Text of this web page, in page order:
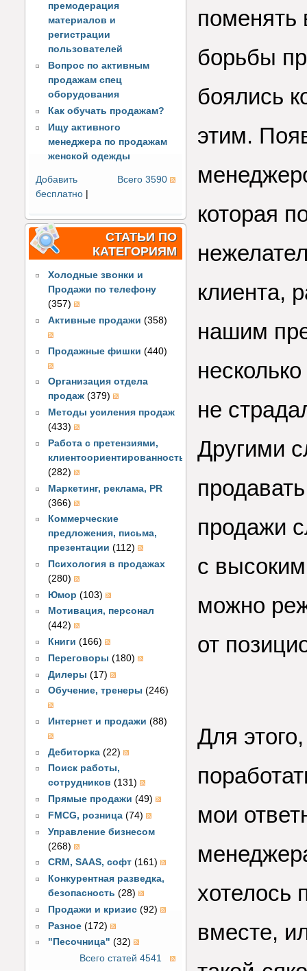
премодерация
материалов и
регистрации
пользователей
Вопрос по активным
продажам спец
оборудования
Как обучать продажам?
Ищу активного
менеджера по продажам
женской одежды
Всего 3590
Добавить
бесплатно |
СТАТЬИ ПО
КАТЕГОРИЯМ
Холодные звонки и
Продажи по телефону
(357)
Активные продажи (358)
Продажные фишки (440)
Организация отдела
продаж (379)
Методы усиления продаж
(433)
Работа с претензиями,
клиентоориентированность
(282)
Маркетинг, реклама, PR
(366)
Коммерческие
предложения, письма,
презентации (112)
Психология в продажах
(280)
Юмор (103)
Мотивация, персонал
(442)
Книги (166)
Переговоры (180)
Дилеры (17)
Обучение, тренеры (246)
Интернет и продажи (88)
Дебиторка (22)
Поиск работы,
сотрудников (131)
Прямые продажи (49)
FMCG, розница (74)
Управление бизнесом
(268)
CRM, SAAS, софт (161)
Конкурентная разведка,
безопасность (28)
Продажи и кризис (92)
Разное (172)
"Песочница" (32)
Всего статей 4541
поменять
борьбы
боялись
этим.
которая
клиента,
нашим
не
Другими
продажи
с
можно
от
Для
мои
хотелось
вместе,